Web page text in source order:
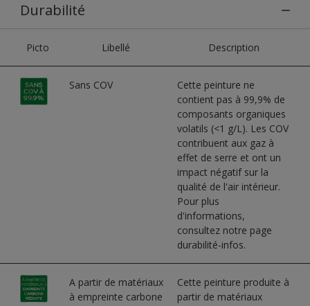
Durabilité
Picto Libellé Description
Sans COV
Cette peinture ne
contient pas à 99,9% de
composants organiques
volatils (<1 g/L). Les COV
contribuent aux gaz à
effet de serre et ont un
impact négatif sur la
qualité de l'air intérieur.
Pour plus
d'informations,
consultez notre page
durabilité-infos.
A partir de matériaux
à empreinte carbone
Cette peinture produite à
partir de matériaux